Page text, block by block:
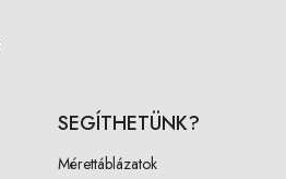
SEGÍTHETÜNK?
Mérettáblázatok